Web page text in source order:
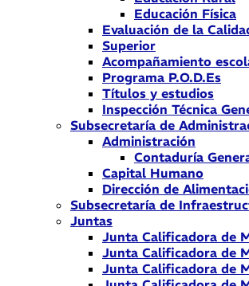
Educación Física
Evaluación de la
Superior
Acompañamiento
Programa P.O.D.Es
Títulos y estudios
Inspección Técnica
Subsecretaría de
Administración
Contaduría
Capital Humano
Dirección de
Subsecretaría de
Juntas
Junta Calificadora de
Junta Calificadora de
Junta Calificadora de